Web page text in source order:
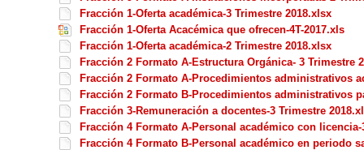
Fracción 1-Oferta académica-3 Trimestre 2018.xlsx
Fracción 1-Oferta Acacémica que ofrecen-4T-2017.xls
Fracción 1-Oferta académica-2 Trimestre 2018.xlsx
Fracción 2 Formato A-Estructura Orgánica- 3 Trimestre
Fracción 2 Formato A-Procedimientos administrativos
Fracción 2 Formato B-Procedimientos administrativos
Fracción 3-Remuneración a docentes-3 Trimestre
Fracción 4 Formato A-Personal académico con
Fracción 4 Formato B-Personal académico en periodo